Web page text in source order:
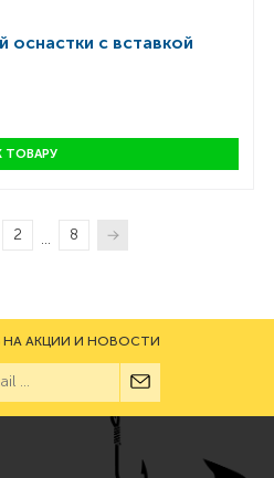
оснастки с вставкой
ТОВАРУ
2 ... 8
АКЦИИ И НОВОСТИ